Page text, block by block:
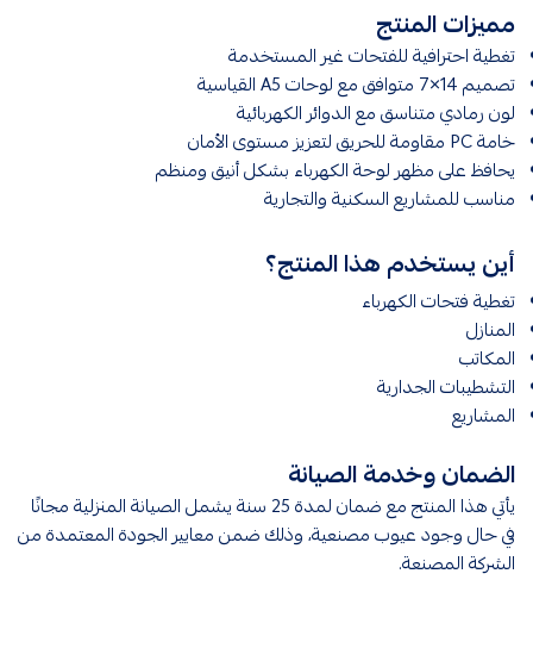
مميزات المنتج
تغطية احترافية للفتحات غير المستخدمة
تصميم 14×7 متوافق مع لوحات A5 القياسية
لون رمادي متناسق مع الدوائر الكهربائية
خامة PC مقاومة للحريق لتعزيز مستوى الأمان
يحافظ على مظهر لوحة الكهرباء بشكل أنيق ومنظم
مناسب للمشاريع السكنية والتجارية
أين يستخدم هذا المنتج؟
تغطية فتحات الكهرباء
المنازل
المكاتب
التشطيبات الجدارية
المشاريع
الضمان وخدمة الصيانة
يأتي هذا المنتج مع ضمان لمدة 25 سنة يشمل الصيانة المنزلية مجانًا
في حال وجود عيوب مصنعية، وذلك ضمن معايير الجودة المعتمدة من
الشركة المصنعة.